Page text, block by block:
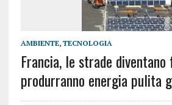
AMBIENTE, TECNOLOGIA
Francia, le strade
produrranno energia pulita